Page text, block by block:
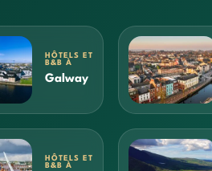
HÔTELS ET
B&B À
Galway
HÔTELS ET
B&B À